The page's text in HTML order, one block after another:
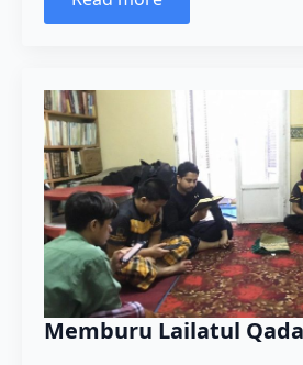
Memburu Lailatul